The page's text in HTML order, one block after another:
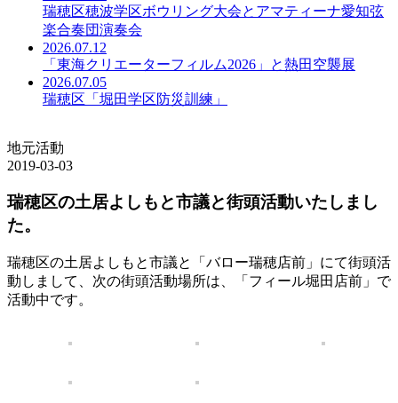
瑞穂区穂波学区ボウリング大会とアマティーナ愛知弦
楽合奏団演奏会
2026.07.12
「東海クリエーターフィルム2026」と熱田空襲展
2026.07.05
瑞穂区「堀田学区防災訓練」
地元活動
2019-03-03
瑞穂区の土居よしもと市議と街頭活動いたしまし
た。
瑞穂区の土居よしもと市議と「バロー瑞穂店前」にて街頭活
動しまして、次の街頭活動場所は、「フィール堀田店前」で
活動中です。